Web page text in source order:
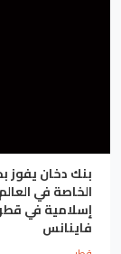
بنك دخان يفوز
فاينانس